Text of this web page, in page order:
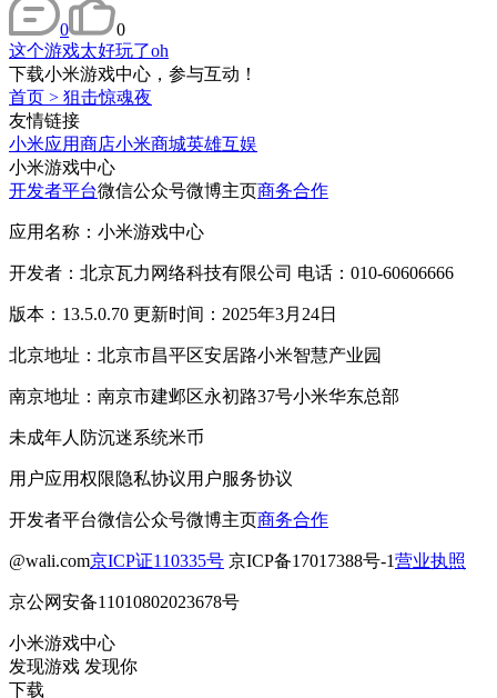
0
0
这个游戏太好玩了oh
下载小米游戏中心，参与互动！
首页 > 狙击惊魂夜
友情链接
小米应用商店小米商城英雄互娱
小米游戏中心
开发者平台微信公众号微博主页商务合作
应用名称：小米游戏中心
开发者：北京瓦力网络科技有限公司 电话：010-60606666
版本：13.5.0.70 更新时间：2025年3月24日
北京地址：北京市昌平区安居路小米智慧产业园
南京地址：南京市建邺区永初路37号小米华东总部
未成年人防沉迷系统米币
用户应用权限隐私协议用户服务协议
开发者平台微信公众号微博主页商务合作
@wali.com京ICP证110335号 京ICP备17017388号-1营业执照
京公网安备11010802023678号
小米游戏中心
发现游戏 发现你
下载